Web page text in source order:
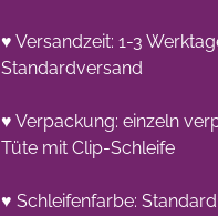
♥ Versandzeit: 1-3
Standardversand
♥ Verpackung: einzeln
Tüte mit Clip-Schleife
♥ Schleifenfarbe: